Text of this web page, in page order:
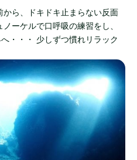
から、ドキドキ止まらない反面
ーケルで口呼吸の練習をし、
・・・ 少しずつ慣れリラック